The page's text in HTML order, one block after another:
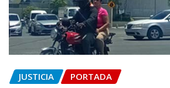
JUSTICIA PORTADA